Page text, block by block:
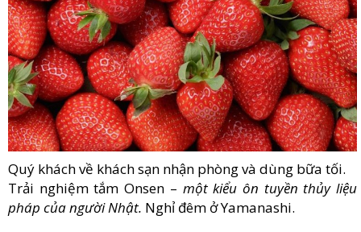
Quý khách về khách sạn nhận phòng và dùng bữa tối.
Trải nghiệm tắm Onsen – một kiểu ôn tuyền thủy liệu
pháp của người Nhật. Nghỉ đêm ở Yamanashi.